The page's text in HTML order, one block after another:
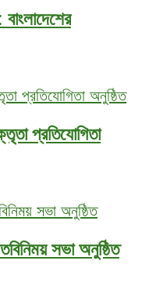
প্রতিযোগিতা
সভা অনুষ্ঠিত